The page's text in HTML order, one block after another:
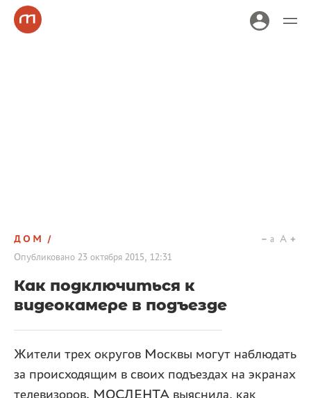
ДОМ
Опубликовано 23 октября 2015, 12:31
a A
Как подключиться к
видеокамере в подъезде
Жители трех округов Москвы могут наблюдать
за происходящим в своих подъездах на экранах
телевизоров. МОСЛЕНТА выяснила, как